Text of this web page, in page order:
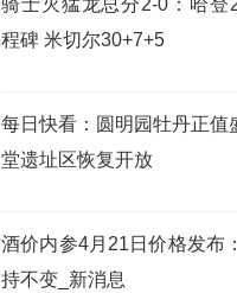
骑士灭猛龙总分2-0：哈登
程碑 米切尔30+7+5
每日快看：圆明园牡丹正值
堂遗址区恢复开放
酒价内参4月21日价格发布
持不变_新消息